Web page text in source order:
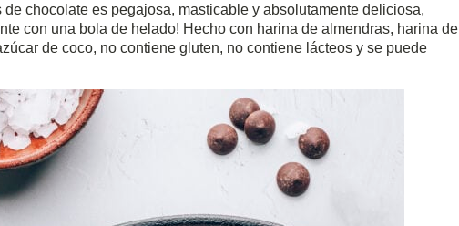
de chocolate es pegajosa, masticable y absolutamente deliciosa,
con una bola de helado! Hecho con harina de almendras, harina de
de coco, no contiene gluten, no contiene lácteos y se puede